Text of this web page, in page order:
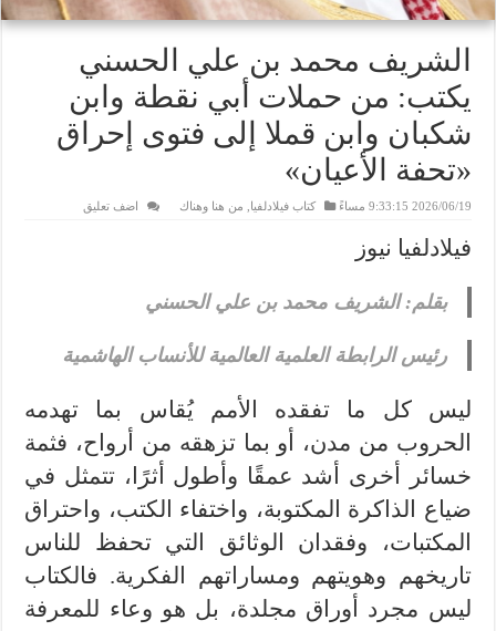
الشريف محمد بن علي الحسني
يكتب: من حملات أبي نقطة وابن
شكبان وابن قملا إلى فتوى إحراق
«تحفة الأعيان»
2026/06/19 9:33:15 مساءً كتاب فيلادلفيا من هنا وهناك اضف تعليق
فيلادلفيا نيوز
بقلم: الشريف محمد بن علي الحسني
رئيس الرابطة العلمية العالمية للأنساب الهاشمية
ليس كل ما تفقده الأمم يُقاس بما تهدمه
الحروب من مدن، أو بما تزهقه من أرواح، فثمة
خسائر أخرى أشد عمقًا وأطول أثرًا، تتمثل في
ضياع الذاكرة المكتوبة، واختفاء الكتب، واحتراق
المكتبات، وفقدان الوثائق التي تحفظ للناس
تاريخهم وهويتهم ومساراتهم الفكرية. فالكتاب
ليس مجرد أوراق مجلدة، بل هو وعاء للمعرفة